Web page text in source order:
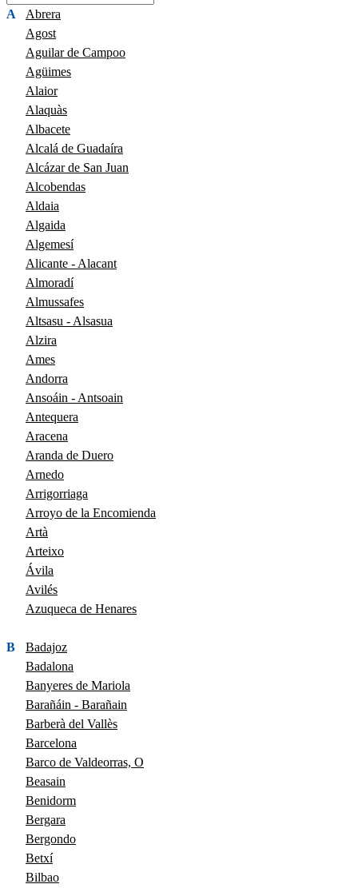
A
Abrera
Agost
Aguilar de Campoo
Agüimes
Alaior
Alaquàs
Albacete
Alcalá de Guadaíra
Alcázar de San Juan
Alcobendas
Aldaia
Algaida
Algemesí
Alicante - Alacant
Almoradí
Almussafes
Altsasu - Alsasua
Alzira
Ames
Andorra
Ansoáin - Antsoain
Antequera
Aracena
Aranda de Duero
Arnedo
Arrigorriaga
Arroyo de la Encomienda
Artà
Arteixo
Ávila
Avilés
Azuqueca de Henares
B
Badajoz
Badalona
Banyeres de Mariola
Barañáin - Barañain
Barberà del Vallès
Barcelona
Barco de Valdeorras, O
Beasain
Benidorm
Bergara
Bergondo
Betxí
Bilbao